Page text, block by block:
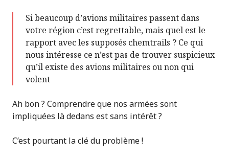
Si beaucoup d’avions militaires passent dans
votre région c’est regrettable, mais quel est le
rapport avec les supposés chemtrails ? Ce qui
nous intéresse ce n’est pas de trouver suspicieux
qu’il existe des avions militaires ou non qui
volent
Ah bon ? Comprendre que nos armées sont
impliquées là dedans est sans intérêt ?
C’est pourtant la clé du problème !